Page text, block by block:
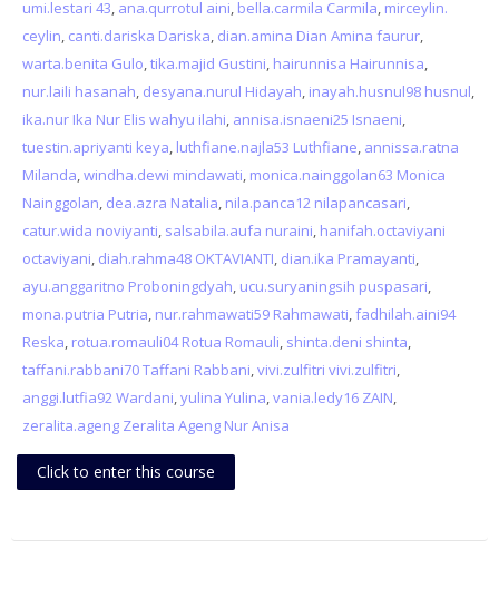
courses
umi.lestari 43 ana.qurrotul aini bella.carmila Carmila mirceylin.
ceylin canti.dariska Dariska dian.amina Dian Amina faurur
warta.benita Gulo tika.majid Gustini hairunnisa Hairunnisa
nur.laili hasanah desyana.nurul Hidayah inayah.husnul98 husnul
ika.nur Ika Nur Elis wahyu ilahi annisa.isnaeni25 Isnaeni
tuestin.apriyanti keya luthfiane.najla53 Luthfiane annissa.ratna
Milanda windha.dewi mindawati monica.nainggolan63 Monica
Nainggolan dea.azra Natalia nila.panca12 nilapancasari
catur.wida noviyanti salsabila.aufa nuraini hanifah.octaviyani
octaviyani diah.rahma48 OKTAVIANTI dian.ika Pramayanti
ayu.anggaritno Proboningdyah ucu.suryaningsih puspasari
mona.putria Putria nur.rahmawati59 Rahmawati fadhilah.aini94
Reska rotua.romauli04 Rotua Romauli shinta.deni shinta
taffani.rabbani70 Taffani Rabbani vivi.zulfitri vivi.zulfitri
anggi.lutfia92 Wardani yulina Yulina vania.ledy16 ZAIN
zeralita.ageng Zeralita Ageng Nur Anisa
Click to enter this course